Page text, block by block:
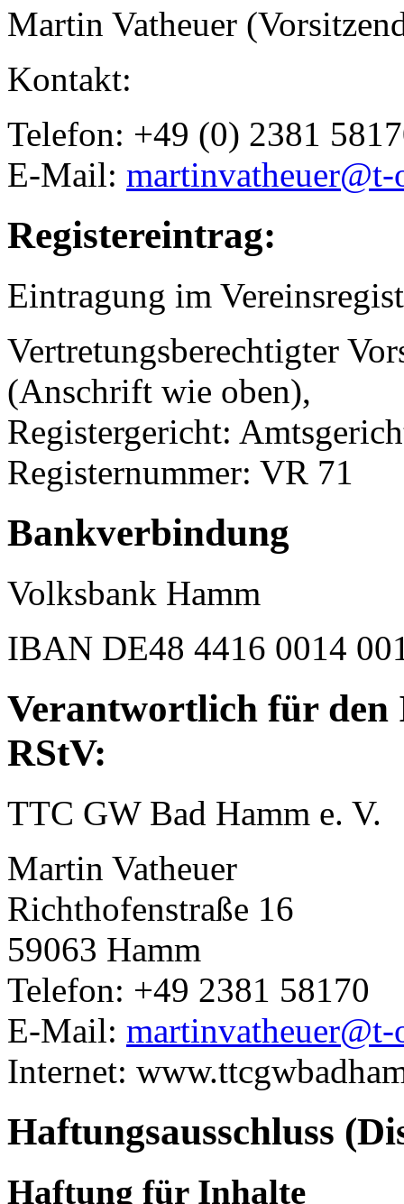
Martin Vatheuer
Kontakt:
Telefon: +49 (0) 2381
E-Mail:
Registereintrag:
Eintragung im
Vertretungsberechtigter
(Anschrift wie oben),
Registergericht:
Registernummer: VR 71
Bankverbindung
Volksbank Hamm
IBAN DE48 4416 0014
Verantwortlich für den
RStV:
TTC GW Bad Hamm e. V.
Martin Vatheuer
Richthofenstraße 16
59063 Hamm
Telefon: +49 2381 58170
E-Mail:
Internet:
Haftungsausschluss
Haftung für Inhalte